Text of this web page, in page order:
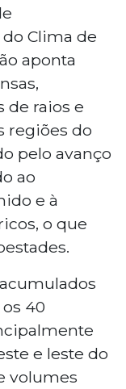
previsão
com
o
provocar
em 24
sudoeste e
h são
feira,
entre 7°C
do Clima de
aponta
de raios e
regiões do
pelo avanço
ao
e à
o que
40
e leste do
volumes